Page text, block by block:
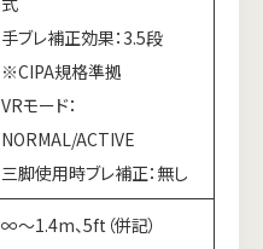
手ブレ補正効果：3.5段
※CIPA規格準拠
VRモード：
NORMAL/ACTIVE
三脚使用時ブレ補正：無し
∞～1.4m、5ft（併記）